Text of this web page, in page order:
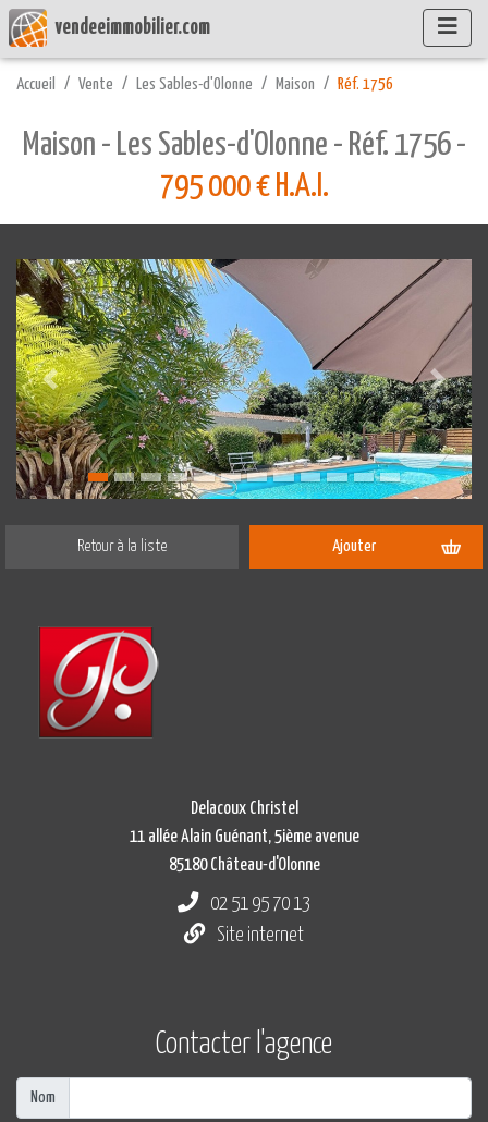
vendeeimmobilier.com
Accueil Vente Les Sables-d'Olonne Maison Réf. 1756
Maison - Les Sables-d'Olonne - Réf. 1756 -
795 000 € H.A.I.
Précédente
Retour à la liste Ajouter
Delacoux Christel
11 allée Alain Guénant, 5ième avenue
85180 Château-d'Olonne
02 51 95 70 13
Site internet
Contacter l'agence
Nom